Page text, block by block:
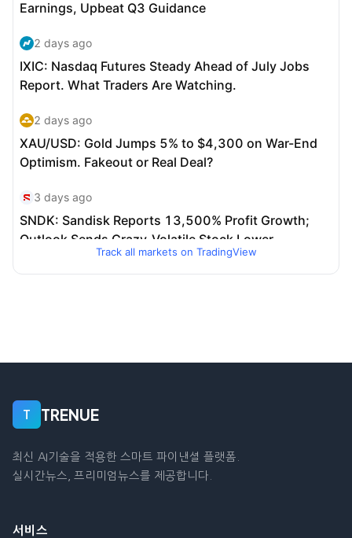
Track all markets on TradingView
T TRENUE
최신 AI기술을 적용한 스마트 파이낸셜 플랫폼.
실시간뉴스, 프리미엄뉴스를 제공합니다.
서비스